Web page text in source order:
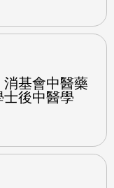
消基會中醫藥
後中醫學